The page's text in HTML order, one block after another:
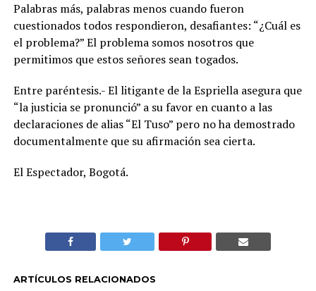
Palabras más, palabras menos cuando fueron
cuestionados todos respondieron, desafiantes: “¿Cuál es
el problema?” El problema somos nosotros que
permitimos que estos señores sean togados.
Entre paréntesis.- El litigante de la Espriella asegura que
“la justicia se pronunció” a su favor en cuanto a las
declaraciones de alias “El Tuso” pero no ha demostrado
documentalmente que su afirmación sea cierta.
El Espectador, Bogotá.
ARTÍCULOS RELACIONADOS